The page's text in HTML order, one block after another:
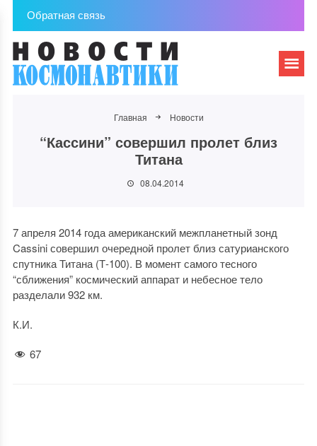
Обратная связь
Главная Новости
“Кассини” совершил пролет близ
Титана
08.04.2014
7 апреля 2014 года американский межпланетный зонд
Cassini совершил очередной пролет близ сатурианского
спутника Титана (Т-100). В момент самого тесного
“сближения” космический аппарат и небесное тело
разделали 932 км.
К.И.
67